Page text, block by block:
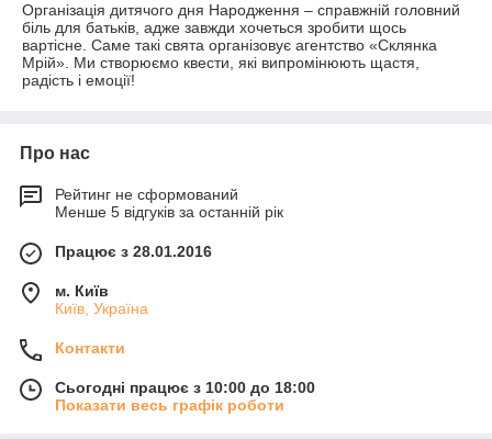
Організація дитячого дня Народження – справжній головний
біль для батьків, адже завжди хочеться зробити щось
вартісне. Саме такі свята організовує агентство «Склянка
Мрій». Ми створюємо квести, які випромінюють щастя,
радість і емоції!
Про нас
Рейтинг не сформований
Менше 5 відгуків за останній рік
Працює з 28.01.2016
м. Київ
Київ, Україна
Контакти
Сьогодні працює з 10:00 до 18:00
Показати весь графік роботи